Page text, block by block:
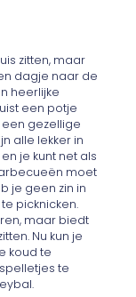
zitten, maar
dagje naar de
heerlijke
een potje
een gezellige
alle lekker in
je kunt net als
moet
je geen zin in
picknicken.
maar biedt
Nu kun je
koud te
te